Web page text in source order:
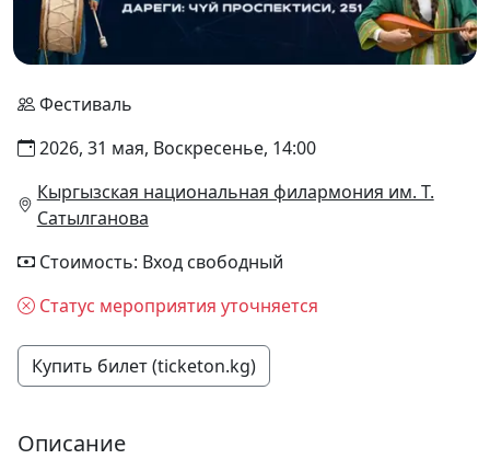
Фестиваль
2026, 31 мая, Воскресенье, 14:00
Кыргызская национальная филармония им. Т.
Сатылганова
Стоимость: Вход свободный
Статус мероприятия уточняется
Купить билет (ticketon.kg)
Описание